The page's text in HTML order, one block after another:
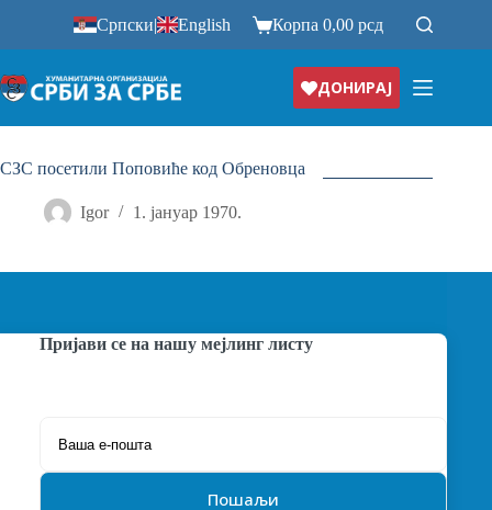
Српски| English Корпа0,00рсд
ДОНИРАЈ
СЗС посетили Поповиће код Обреновца
Igor 1. јануар 1970.
Пријави се на нашу мејлинг листу